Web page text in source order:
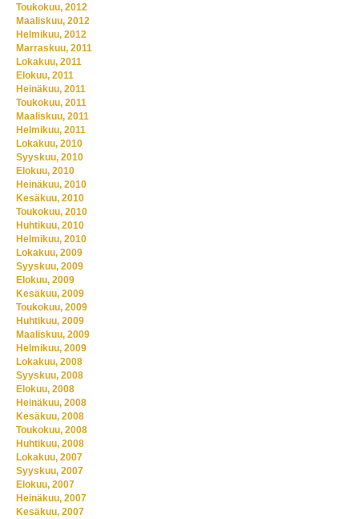
Toukokuu, 2012
Maaliskuu, 2012
Helmikuu, 2012
Marraskuu, 2011
Lokakuu, 2011
Elokuu, 2011
Heinäkuu, 2011
Toukokuu, 2011
Maaliskuu, 2011
Helmikuu, 2011
Lokakuu, 2010
Syyskuu, 2010
Elokuu, 2010
Heinäkuu, 2010
Kesäkuu, 2010
Toukokuu, 2010
Huhtikuu, 2010
Helmikuu, 2010
Lokakuu, 2009
Syyskuu, 2009
Elokuu, 2009
Kesäkuu, 2009
Toukokuu, 2009
Huhtikuu, 2009
Maaliskuu, 2009
Helmikuu, 2009
Lokakuu, 2008
Syyskuu, 2008
Elokuu, 2008
Heinäkuu, 2008
Kesäkuu, 2008
Toukokuu, 2008
Huhtikuu, 2008
Lokakuu, 2007
Syyskuu, 2007
Elokuu, 2007
Heinäkuu, 2007
Kesäkuu, 2007